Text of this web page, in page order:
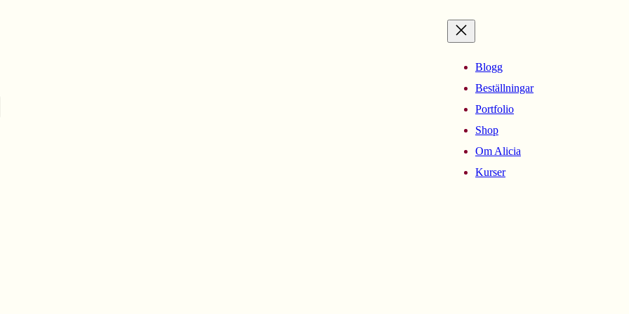
Blogg
Beställningar
Portfolio
Shop
Om Alicia
Kurser